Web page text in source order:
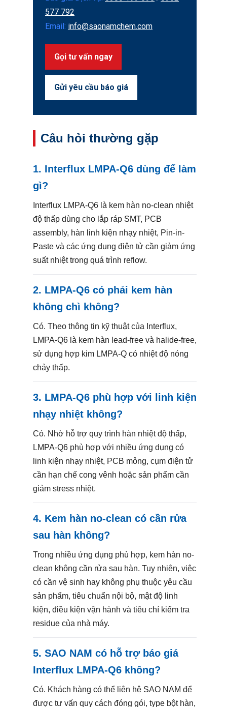
577 792
Email: info@saonamchem.com
Gọi tư vấn ngay
Gửi yêu cầu báo giá
Câu hỏi thường gặp
1. Interflux LMPA-Q6 dùng để làm
gì?
Interflux LMPA-Q6 là kem hàn no-clean nhiệt
độ thấp dùng cho lắp ráp SMT, PCB
assembly, hàn linh kiện nhạy nhiệt, Pin-in-
Paste và các ứng dụng điện tử cần giảm ứng
suất nhiệt trong quá trình reflow.
2. LMPA-Q6 có phải kem hàn
không chì không?
Có. Theo thông tin kỹ thuật của Interflux,
LMPA-Q6 là kem hàn lead-free và halide-free,
sử dụng hợp kim LMPA-Q có nhiệt độ nóng
chảy thấp.
3. LMPA-Q6 phù hợp với linh kiện
nhạy nhiệt không?
Có. Nhờ hỗ trợ quy trình hàn nhiệt độ thấp,
LMPA-Q6 phù hợp với nhiều ứng dụng có
linh kiện nhạy nhiệt, PCB mỏng, cụm điện tử
cần hạn chế cong vênh hoặc sản phẩm cần
giảm stress nhiệt.
4. Kem hàn no-clean có cần rửa
sau hàn không?
Trong nhiều ứng dụng phù hợp, kem hàn no-
clean không cần rửa sau hàn. Tuy nhiên, việc
có cần vệ sinh hay không phụ thuộc yêu cầu
sản phẩm, tiêu chuẩn nội bộ, mật độ linh
kiện, điều kiện vận hành và tiêu chí kiểm tra
residue của nhà máy.
5. SAO NAM có hỗ trợ báo giá
Interflux LMPA-Q6 không?
Có. Khách hàng có thể liên hệ SAO NAM để
được tư vấn quy cách đóng gói, type bột hàn,